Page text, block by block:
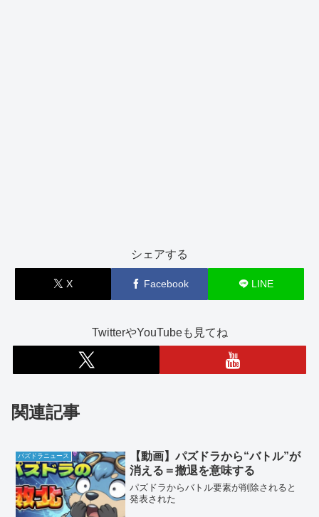
シェアする
X Facebook LINE
TwitterやYouTubeも見てね
関連記事
パズドラニュース
【動画】パズドラから“バトル”が
消える＝撤退を意味する
パズドラからバトル要素が削除されると
発表された